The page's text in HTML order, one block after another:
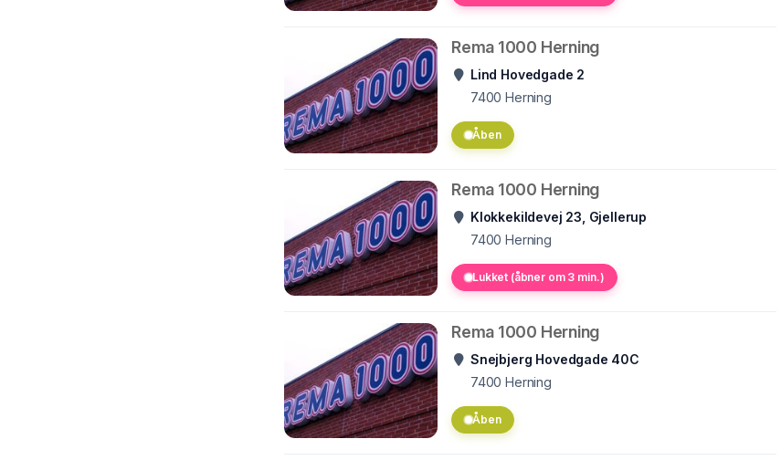
Rema 1000 Herning
Lind Hovedgade 2
7400 Herning
Åben
Rema 1000 Herning
Klokkekildevej 23, Gjellerup
7400 Herning
Lukket (åbner om 3 min.)
Rema 1000 Herning
Snejbjerg Hovedgade 40C
7400 Herning
Åben